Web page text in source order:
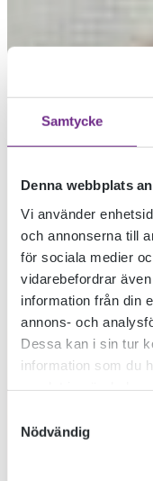
Samtycke
Denna webbplats
Vi använder
och annonserna till
för sociala medier
vidarebefordrar
information från din
annons- och
Dessa kan i sin tur
information som du
Nödvändig
FILM
MED
2025-12-01